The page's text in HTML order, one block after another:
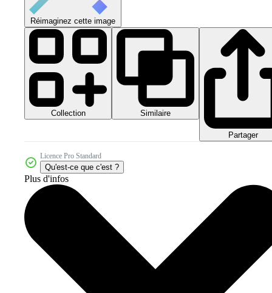
Réimaginez cette image
Collection Similaire
Partager
Licence Pro Standard
Qu'est-ce que c'est ?
Plus d'infos